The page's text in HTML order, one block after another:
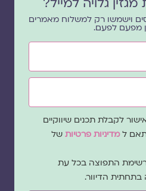
גלויה למייל?
וישמשו רק למשלוח מאמרים
מפעם לפעם.
לקבלת תכנים שיווקיים
למדיניות פרטיות של
התפוצה בכל עת
הדיוור.